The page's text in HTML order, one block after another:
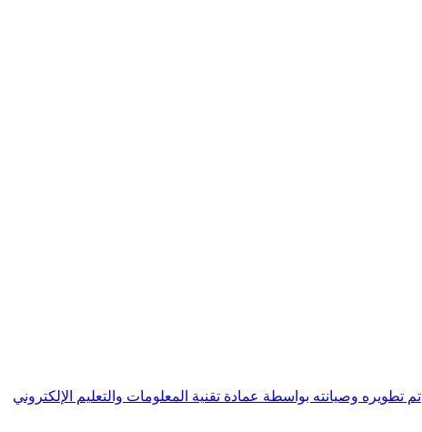
تم تطويره وصيانته بواسطة عمادة تقنية المعلومات والتعليم الإلكتروني